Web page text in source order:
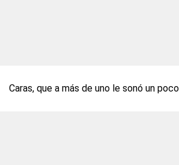
Caras, que a más de uno le sonó un